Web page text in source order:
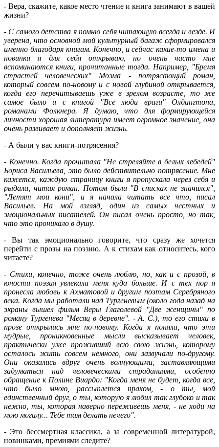
- Вера, скажите, какое место чтение и книга занимают в вашей
жизни?
- С самого детства я помню себя читающую всегда и везде. И
уверена, что основной мой культурный багаж сформировался
именно благодаря книгам. Конечно, и сейчас какие-то имена и
новинки я для себя открываю, но очень часто мне
вспоминаются книги, прочитанные тогда. Например, "Бремя
страстей человеческих" Моэма - потрясающий роман,
который совсем по-новому и с новой глубиной открывается,
когда его перечитываешь уже в зрелом возрасте, то же
самое было и с книгой "Все люди враги" Олдингтона,
романами Фолкнера. Я думаю, что для формирующейся
личности хорошая литература имеет огромное значение, она
очень развивает и дополняет жизнь.
- А были у вас книги-потрясения?
- Конечно. Когда прочитала "Не стреляйте в белых лебедей"
Бориса Васильева, это было действительно потрясение. Мне
кажется, каждую страницу книги я пропускала через себя и
рыдала, читая роман. Потом были "В списках не значился",
"Летят мои кони", и я начала читать все что, писал
Васильев. На мой взгляд, один из самых честных и
эмоциональных писателей. Он писал очень просто, но так,
что это проникало в душу.
- Вы так эмоционально говорите, что сразу же хочется
перейти с прозы на поэзию. А к стихам как относитесь, кого
читаете?
- Стихи, конечно, тоже очень люблю, но, как и с прозой, в
юности поэзия увлекала меня куда больше. И с тех пор я
пронесла любовь к Ахматовой и другим поэтам Серебряного
века. Когда мы работали над Тургеневым (около года назад на
экраны вышел фильм Веры Глаголевой "Две женщины" по
роману Тургенева "Месяц в деревне". - А. С.), то его стихи в
прозе открылись мне по-новому. Когда я поняла, что эти
мудрые, проникновенные мысли высказывает человек,
практически уже проживший всю свою жизнь, которому
осталось жить совсем немного, они зазвучали по-другому.
Они оказались вдруг очень волнующими, заставляющими
задуматься над человеческими страданиями, особенно
обращение к Полине Виардо: "Когда меня не будет, когда все,
что было мною, рассыплется прахом, - о ты, мой
единственный друг, о ты, которую я любил так глубоко и так
нежно, ты, которая наверно переживешь меня, - не ходи на
мою могилу... Тебе там делать нечего".
- Это бессмертная классика, а за современной литературой,
новинками, премиями следите?